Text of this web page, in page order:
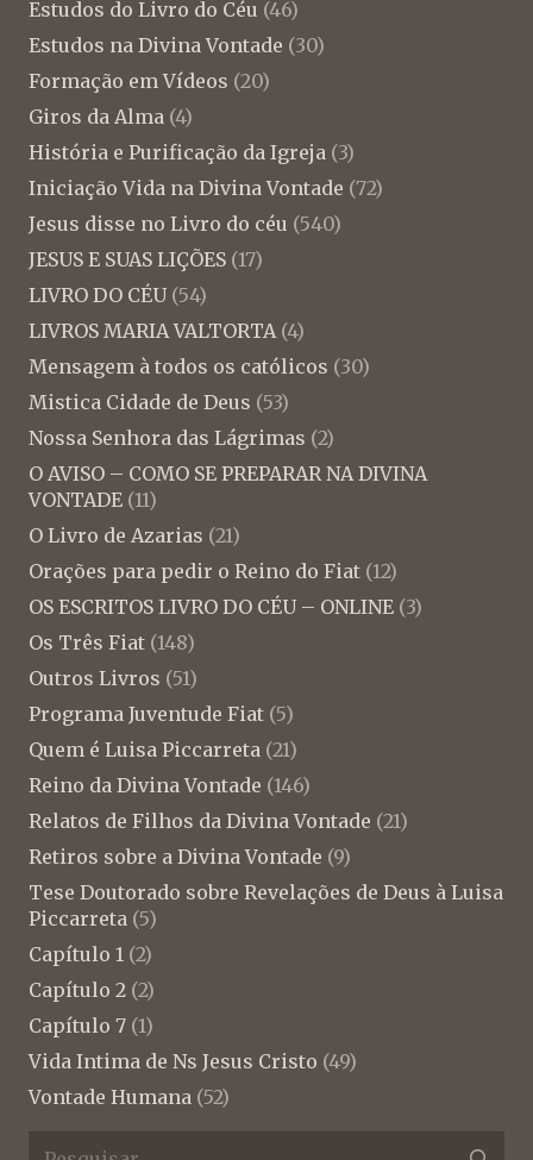
Estudos do Livro do Céu (46)
Estudos na Divina Vontade (30)
Formação em Vídeos (20)
Giros da Alma (4)
História e Purificação da Igreja (3)
Iniciação Vida na Divina Vontade (72)
Jesus disse no Livro do céu (540)
JESUS E SUAS LIÇÕES (17)
LIVRO DO CÉU (54)
LIVROS MARIA VALTORTA (4)
Mensagem à todos os católicos (30)
Mistica Cidade de Deus (53)
Nossa Senhora das Lágrimas (2)
O AVISO – COMO SE PREPARAR NA DIVINA
VONTADE (11)
O Livro de Azarias (21)
Orações para pedir o Reino do Fiat (12)
OS ESCRITOS LIVRO DO CÉU – ONLINE (3)
Os Três Fiat (148)
Outros Livros (51)
Programa Juventude Fiat (5)
Quem é Luisa Piccarreta (21)
Reino da Divina Vontade (146)
Relatos de Filhos da Divina Vontade (21)
Retiros sobre a Divina Vontade (9)
Tese Doutorado sobre Revelações de Deus à Luisa
Piccarreta (5)
Capítulo 1 (2)
Capítulo 2 (2)
Capítulo 7 (1)
Vida Intima de Ns Jesus Cristo (49)
Vontade Humana (52)
Pesquisar